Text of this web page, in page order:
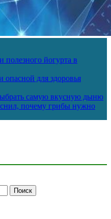
полезного йогурта в
опасной для здоровья
самую вкусную дыню
почему грибы нужно